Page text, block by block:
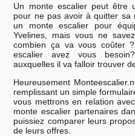
Un monte escalier peut être
pour ne pas avoir à quitter sa
un monte escalier pour
Yvelines, mais vous ne
combien ça va vous coûter
escalier avez vous
auxquelles il va falloir trouver
Heureusement
remplissant un simple
vous mettrons en relation
monte escalier partenaires
puissiez comparer leurs
de leurs offres.